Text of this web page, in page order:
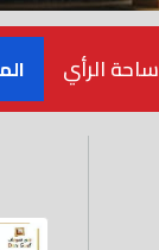
ساحة الرأي